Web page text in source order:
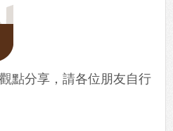
點分享，請各位朋友自行